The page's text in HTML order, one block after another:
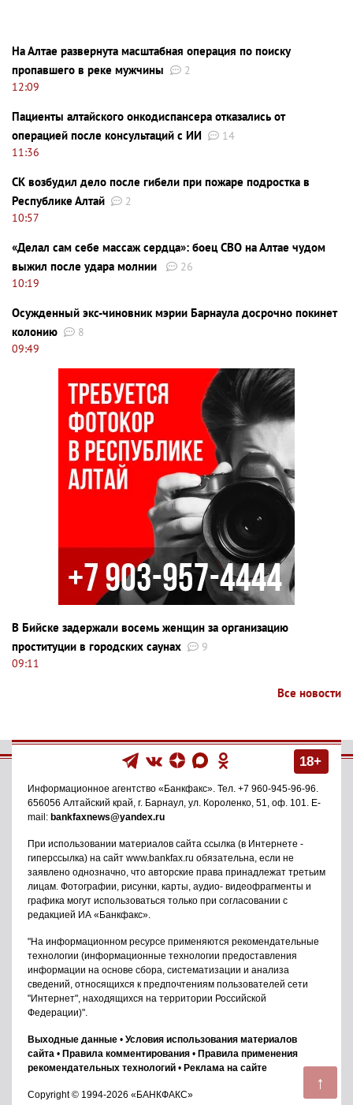
↑
На Алтае развернута масштабная операция по поиску
пропавшего в реке мужчины
2
12:09
Пациенты алтайского онкодиспансера отказались от
операцией после консультаций с ИИ
14
11:36
СК возбудил дело после гибели при пожаре подростка в
Республике Алтай
2
10:57
«Делал сам себе массаж сердца»: боец СВО на Алтае чудом
выжил после удара молнии
26
10:19
Осужденный экс-чиновник мэрии Барнаула досрочно покинет
колонию
8
09:49
В Бийске задержали восемь женщин за организацию
проституции в городских саунах
9
09:11
Все новости
18+
Информационное агентство «Банкфакс» . Тел. +7 960-945-96-96
656056 Алтайский край, г. Барнаул ул. Короленко, 51, оф. 101
. E-
mail: bankfaxnews@yandex.ru
При использовании материалов сайта ссылка (в Интернете -
гиперссылка) на сайт www.bankfax.ru обязательна, если не
заявлено однозначно, что авторские права принадлежат третьим
лицам. Фотографии, рисунки, карты, аудио- видеофрагменты и
графика могут использоваться только при согласовании с
редакцией ИА «Банкфакс».
"На информационном ресурсе применяются рекомендательные
технологии (информационные технологии предоставления
информации на основе сбора, систематизации и анализа
сведений, относящихся к предпочтениям пользователей сети
"Интернет", находящихся на территории Российской
Федерации)".
Выходные данные • Условия использования материалов
сайта • Правила комментирования • Правила применения
рекомендательных технологий • Реклама на сайте
Copyright © 1994-2026 «БАНКФАКС»